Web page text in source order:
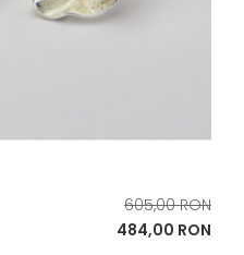
Pret
de
605,00 RON
Pret
484,00 RON